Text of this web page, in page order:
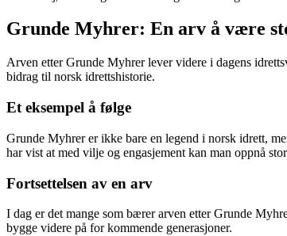
Grunde Myhrer: En arv å være
Arven etter Grunde Myhrer lever videre i dagens
bidrag til norsk idrettshistorie.
Et eksempel å følge
Grunde Myhrer er ikke bare en legend i norsk idrett,
har vist at med vilje og engasjement kan man oppnå
Fortsettelsen av en arv
I dag er det mange som bærer arven etter Grunde
bygge videre på for kommende generasjoner.